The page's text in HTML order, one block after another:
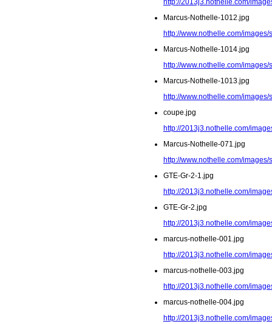
http://2013j3.nothelle.com/
Marcus-Nothelle-1012.jpg
http://www.nothelle.com/
Marcus-Nothelle-1014.jpg
http://www.nothelle.com/
Marcus-Nothelle-1013.jpg
http://www.nothelle.com/
coupe.jpg
http://2013j3.nothelle.com/
Marcus-Nothelle-071.jpg
http://www.nothelle.com/
GTE-Gr-2-1.jpg
http://2013j3.nothelle.com/
GTE-Gr-2.jpg
http://2013j3.nothelle.com/
marcus-nothelle-001.jpg
http://2013j3.nothelle.com/
marcus-nothelle-003.jpg
http://2013j3.nothelle.com/
marcus-nothelle-004.jpg
http://2013j3.nothelle.com/